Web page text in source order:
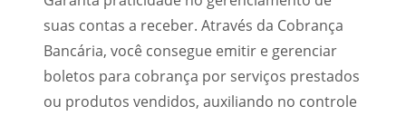
suas contas a receber. Através da Cobrança
Bancária, você consegue emitir e gerenciar
boletos para cobrança por serviços prestados
ou produtos vendidos, auxiliando no controle